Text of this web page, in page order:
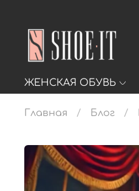
ЖЕНСКАЯ ОБУВЬ
Главная Блог